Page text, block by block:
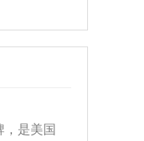
是美国